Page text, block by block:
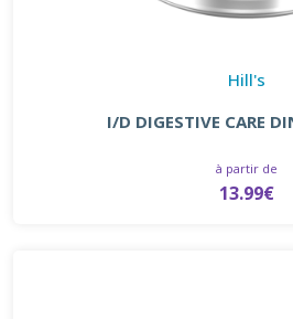
Hill's
I/D DIGESTIVE CARE
à partir de
13.99€